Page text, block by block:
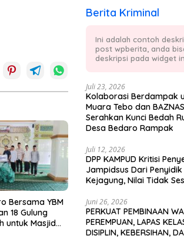
Bersama YBM
18 Gulung
untuk Masjid
Berita Kriminal
Ini adalah contoh
post wpberita, anda
deskripsi pada widget
Juli 23, 2026
Kolaborasi Berdampak
Muara Tebo dan
Serahkan Kunci Bedah
Desa Bedaro Rampak
Juli 12, 2026
DPP KAMPUD Kritisi
Jampidsus Dari Penyidik
Kejagung, Nilai Tidak
Juni 26, 2026
PERKUAT PEMBINAAN
PEREMPUAN, LAPAS
DISIPLIN, KEBERSIHAN,